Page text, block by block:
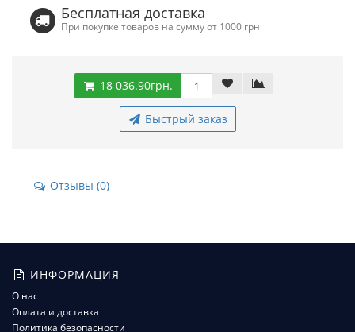
Бесплатная доставка
При покупке товаров на сумму от 1000 грн
18 036.90грн.
Быстрый заказ
Отзывы (0)
ИНФОРМАЦИЯ
О нас
Оплата и доставка
Политика безопасности